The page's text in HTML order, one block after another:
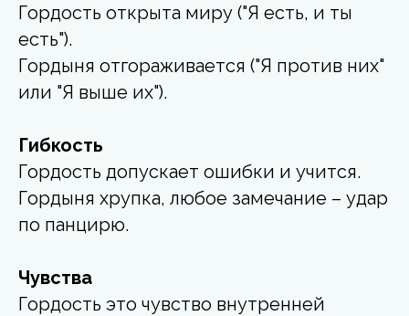
Гордость открыта миру ("Я есть, и ты
есть").
Гордыня отгораживается ("Я против них"
или "Я выше их").
Гибкость
Гордость допускает ошибки и учится.
Гордыня хрупка, любое замечание – удар
по панцирю.
Чувства
Гордость это чувство внутренней